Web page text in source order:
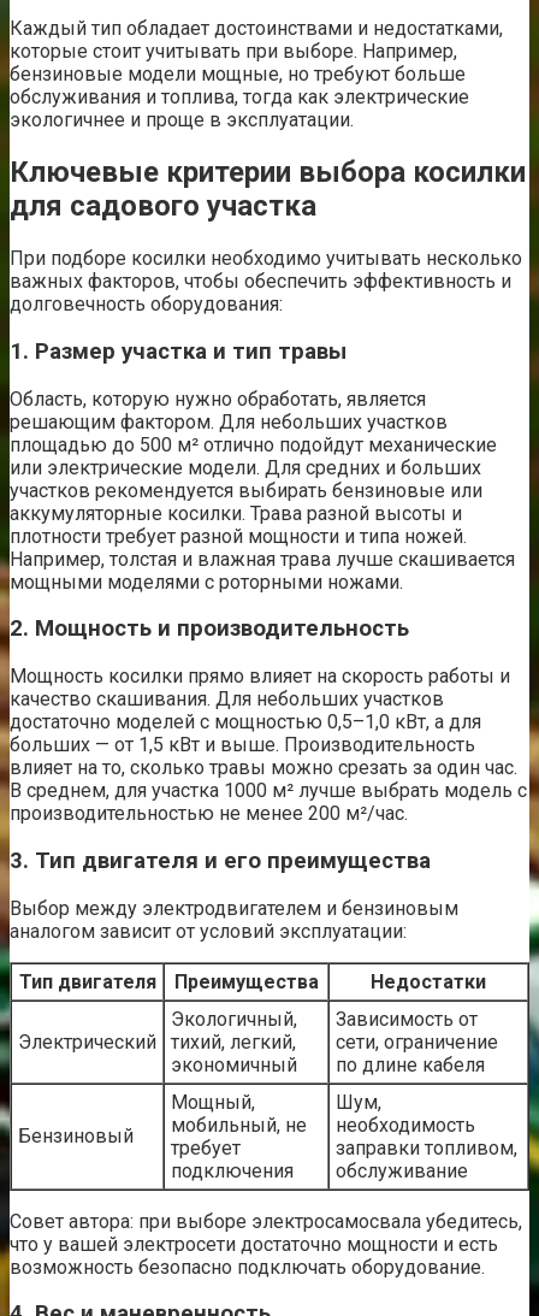
Каждый тип обладает достоинствами и недостатками,
которые стоит учитывать при выборе. Например,
бензиновые модели мощные, но требуют больше
обслуживания и топлива, тогда как электрические
экологичнее и проще в эксплуатации.
Ключевые критерии выбора косилки
для садового участка
При подборе косилки необходимо учитывать несколько
важных факторов, чтобы обеспечить эффективность и
долговечность оборудования:
1. Размер участка и тип травы
Область, которую нужно обработать, является
решающим фактором. Для небольших участков
площадью до 500 м² отлично подойдут механические
или электрические модели. Для средних и больших
участков рекомендуется выбирать бензиновые или
аккумуляторные косилки. Трава разной высоты и
плотности требует разной мощности и типа ножей.
Например, толстая и влажная трава лучше скашивается
мощными моделями с роторными ножами.
2. Мощность и производительность
Мощность косилки прямо влияет на скорость работы и
качество скашивания. Для небольших участков
достаточно моделей с мощностью 0,5–1,0 кВт, а для
больших — от 1,5 кВт и выше. Производительность
влияет на то, сколько травы можно срезать за один час.
В среднем, для участка 1000 м² лучше выбрать модель с
производительностью не менее 200 м²/час.
3. Тип двигателя и его преимущества
Выбор между электродвигателем и бензиновым
аналогом зависит от условий эксплуатации:
Тип двигателя Преимущества Недостатки
Электрический
Экологичный,
тихий, легкий,
экономичный
Зависимость от
сети, ограничение
по длине кабеля
Бензиновый
Мощный,
мобильный, не
требует
подключения
Шум,
необходимость
заправки топливом,
обслуживание
Совет автора: при выборе электросамосвала убедитесь,
что у вашей электросети достаточно мощности и есть
возможность безопасно подключать оборудование.